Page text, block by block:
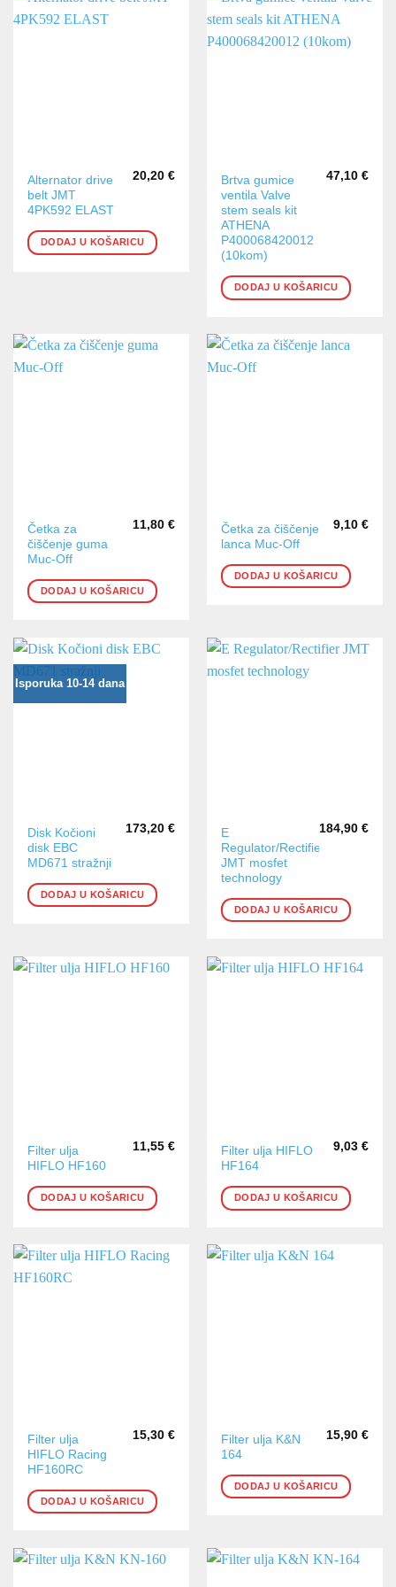
Alternator drive
belt JMT
4PK592 ELAST
20,20 €
DODAJ U KOŠARICU
Brtva gumice
ventila Valve
stem seals kit
ATHENA
P400068420012
(10kom)
47,10 €
DODAJ U KOŠARICU
Četka za
čiščenje guma
Muc-Off
11,80 €
DODAJ U KOŠARICU
Četka za čiščenje
lanca Muc-Off
9,10 €
DODAJ U KOŠARICU
Isporuka 10-14 dana
Disk Kočioni
disk EBC
MD671 stražnji
173,20 €
DODAJ U KOŠARICU
E
Regulator/Rectifier
JMT mosfet
technology
184,90 €
DODAJ U KOŠARICU
Filter ulja
HIFLO HF160
11,55 €
DODAJ U KOŠARICU
Filter ulja HIFLO
HF164
9,03 €
DODAJ U KOŠARICU
Filter ulja
HIFLO Racing
HF160RC
15,30 €
DODAJ U KOŠARICU
Filter ulja K&N
164
15,90 €
DODAJ U KOŠARICU